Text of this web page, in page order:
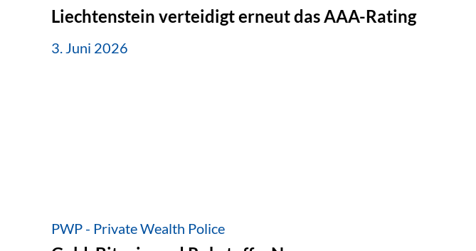
Liechtenstein verteidigt erneut das AAA-Rating
3. Juni 2026
PWP - Private Wealth Police